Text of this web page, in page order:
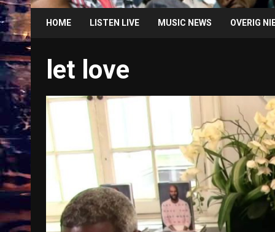
HOME LISTEN LIVE MUSIC NEWS OVERIG
let love
Treinkaartjes worden duurder,
abonnementen verdwijnen
9 months ago